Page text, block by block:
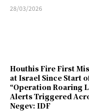
28/03/2026
Houthis Fire First
at Israel Since Start
“Operation Roaring
Alerts Triggered
Negev: IDF